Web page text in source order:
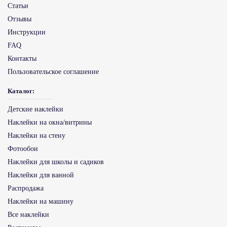
реализовать без потери качества результата.
Статьи
Отзывы
Инструкции
FAQ
Контакты
Пользовательское соглашение
Каталог:
Детские наклейки
Наклейки на окна/витрины
Наклейки на стену
Фотообои
Наклейки для школы и садиков
Наклейки для ванной
Распродажа
Наклейки на машину
Все наклейки